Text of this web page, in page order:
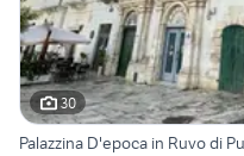
30
Palazzina D'epoca in Ruvo di